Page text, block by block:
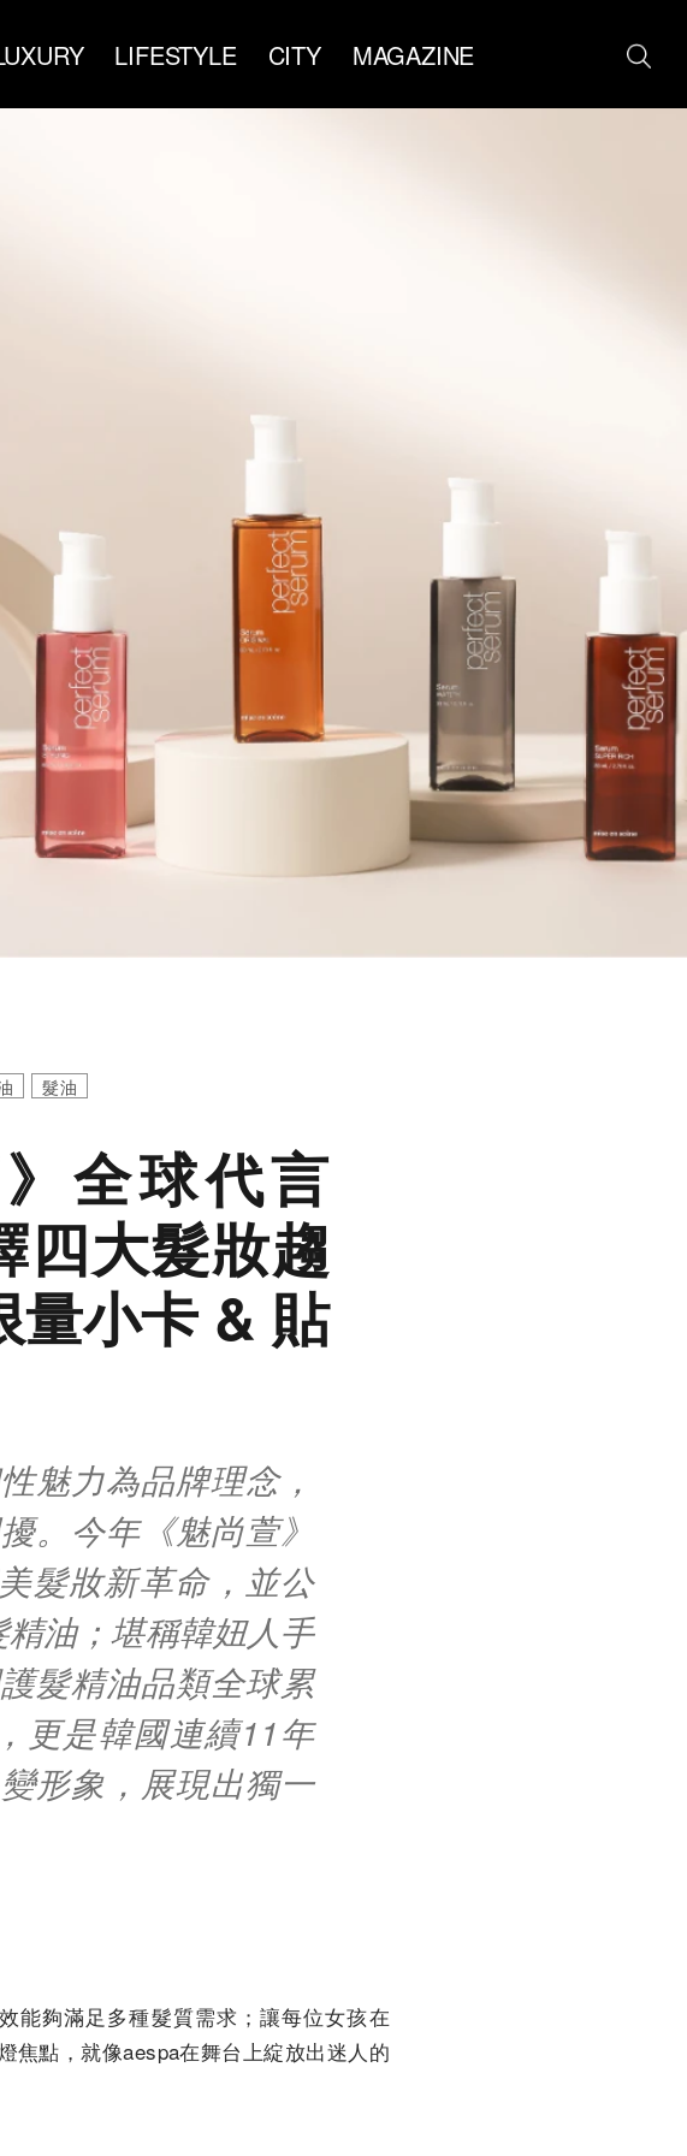
LIFESTYLE CITY MAGAZINE
髮油
全球代言
四大髮妝趨
量小卡 & 貼
魅力為品牌理念，
。今年《魅尚萱》
髮妝新革命，並公
油；堪稱韓妞人手
髮精油品類全球累
更是韓國連續11年
形象，展現出獨一
能夠滿足多種髮質需求；讓每位女孩在
焦點，就像aespa在舞台上綻放出迷人的